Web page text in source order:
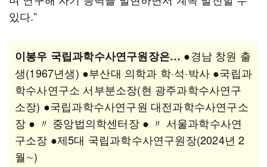
있다.”
이봉우 국립과학수사연구원장은… ●경남 창원 출
생(1967년생) ●부산대 의학과 학·석·박사 ●국립과
학수사연구소 서부분소장(현 광주과학수사연구
소장) ●국립과학수사연구원 대전과학수사연구소
장 ● 〃 중앙법의학센터장 ● 〃 서울과학수사연
구소장 ●제5대 국립과학수사연구원장(2024년 2
월∼)